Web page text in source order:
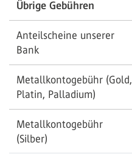
Übrige Gebühren
Anteilscheine unserer
Bank
Metallkontogebühr (Gold,
Platin, Palladium)
Metallkontogebühr
(Silber)